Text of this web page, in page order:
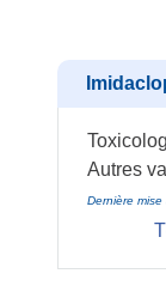
Autres
Dernière